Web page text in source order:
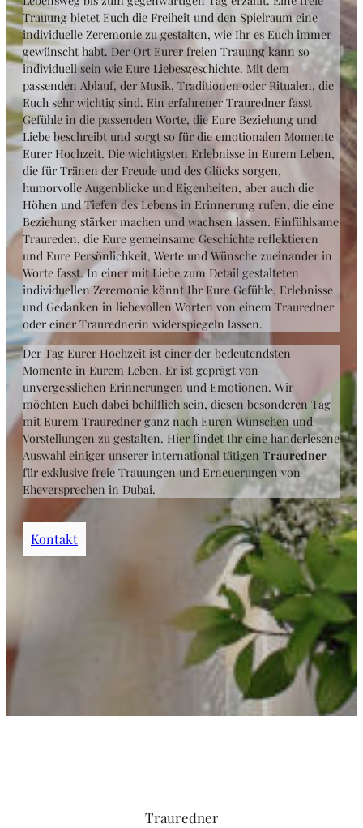
Trauung bietet Euch die Freiheit und den Spielraum eine
individuelle Zeremonie zu gestalten, wie Ihr es Euch immer
gewünscht habt. Der Ort Eurer freien Trauung kann so
individuell sein wie Eure Liebesgeschichte. Mit dem
passenden Ablauf, der Musik, Traditionen oder Ritualen, die
Euch sehr wichtig sind. Ein erfahrener Trauredner fasst
Gefühle in die passenden Worte, die Eure Beziehung und
Liebe beschreibt und sorgt so für die emotionalen Momente
Eurer Hochzeit. Die wichtigsten Erlebnisse in Eurem Leben,
die für Tränen der Freude und des Glücks sorgen,
humorvolle Augenblicke und Eigenheiten, aber auch die
Höhen und Tiefen des Lebens in Erinnerung rufen, die eine
Beziehung stärker machen und wachsen lassen. Einfühlsame
Traureden, die Eure gemeinsame Geschichte reflektieren
und Eure Persönlichkeit, Werte und Wünsche zueinander in
Worte fasst. In einer mit Liebe zum Detail gestalteten
individuellen Zeremonie könnt Ihr Eure Gefühle, Erlebnisse
und Gedanken in liebevollen Worten von einem Trauredner
oder einer Traurednerin widerspiegeln lassen.
Der Tag Eurer Hochzeit ist einer der bedeutendsten
Momente in Eurem Leben. Er ist geprägt von
unvergesslichen Erinnerungen und Emotionen. Wir
möchten Euch dabei behilflich sein, diesen besonderen Tag
mit Eurem Trauredner ganz nach Euren Wünschen und
Vorstellungen zu gestalten. Hier findet Ihr eine handerlesene
Auswahl einiger unserer international tätigen Trauredner
für exklusive freie Trauungen und Erneuerungen von
Eheversprechen in Dubai.
Kontakt
Trauredner